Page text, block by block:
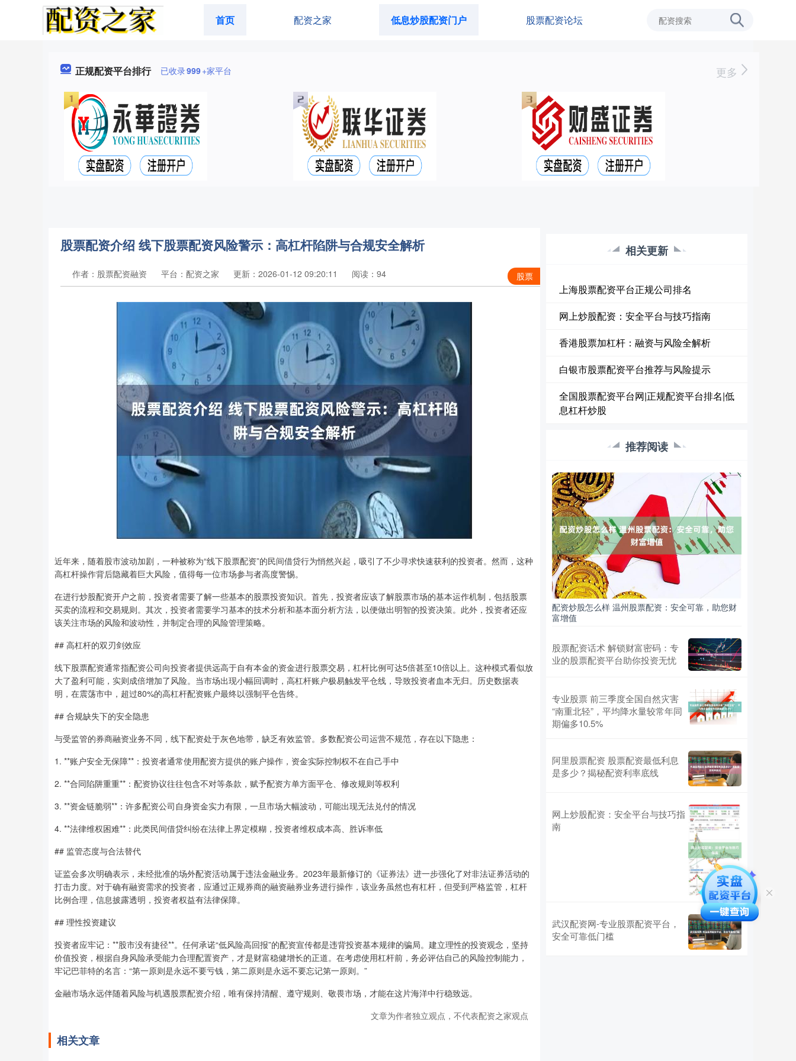
首页 配资之家 低息炒股配资门户 股票配资论坛
正规配资平台排行 已收录999+家平台 更多
股票配资介绍 线下股票配资风险警示：高杠杆陷阱与合规安全解析
股票
作者：股票配资融资 平台：配资之家 更新：2026-01-12 09:20:11 阅读：94
近年来，随着股市波动加剧，一种被称为“线下股票配资”的民间借贷行为悄然兴起，吸引了不少寻求快速获利的投资者。然而，这种
高杠杆操作背后隐藏着巨大风险，值得每一位市场参与者高度警惕。
在进行炒股配资开户之前，投资者需要了解一些基本的股票投资知识。首先，投资者应该了解股票市场的基本运作机制，包括股票
买卖的流程和交易规则。其次，投资者需要学习基本的技术分析和基本面分析方法，以便做出明智的投资决策。此外，投资者还应
该关注市场的风险和波动性，并制定合理的风险管理策略。
## 高杠杆的双刃剑效应
线下股票配资通常指配资公司向投资者提供远高于自有本金的资金进行股票交易，杠杆比例可达5倍甚至10倍以上。这种模式看似放
大了盈利可能，实则成倍增加了风险。当市场出现小幅回调时，高杠杆账户极易触发平仓线，导致投资者血本无归。历史数据表
明，在震荡市中，超过80%的高杠杆配资账户最终以强制平仓告终。
## 合规缺失下的安全隐患
与受监管的券商融资业务不同，线下配资处于灰色地带，缺乏有效监管。多数配资公司运营不规范，存在以下隐患：
1. **账户安全无保障**：投资者通常使用配资方提供的账户操作，资金实际控制权不在自己手中
2. **合同陷阱重重**：配资协议往往包含不对等条款，赋予配资方单方面平仓、修改规则等权利
3. **资金链脆弱**：许多配资公司自身资金实力有限，一旦市场大幅波动，可能出现无法兑付的情况
4. **法律维权困难**：此类民间借贷纠纷在法律上界定模糊，投资者维权成本高、胜诉率低
## 监管态度与合法替代
证监会多次明确表示，未经批准的场外配资活动属于违法金融业务。2023年最新修订的《证券法》进一步强化了对非法证券活动的
打击力度。对于确有融资需求的投资者，应通过正规券商的融资融券业务进行操作，该业务虽然也有杠杆，但受到严格监管，杠杆
比例合理，信息披露透明，投资者权益有法律保障。
## 理性投资建议
投资者应牢记：**股市没有捷径**。任何承诺“低风险高回报”的配资宣传都是违背投资基本规律的骗局。建立理性的投资观念，坚持
价值投资，根据自身风险承受能力合理配置资产，才是财富稳健增长的正道。在考虑使用杠杆前，务必评估自己的风险控制能力，
牢记巴菲特的名言：“第一原则是永远不要亏钱，第二原则是永远不要忘记第一原则。”
金融市场永远伴随着风险与机遇股票配资介绍，唯有保持清醒、遵守规则、敬畏市场，才能在这片海洋中行稳致远。
文章为作者独立观点，不代表配资之家观点
相关文章
相关更新
上海股票配资平台正规公司排名
网上炒股配资：安全平台与技巧指南
香港股票加杠杆：融资与风险全解析
白银市股票配资平台推荐与风险提示
全国股票配资平台网|正规配资平台排名|低
息杠杆炒股
推荐阅读
配资炒股怎么样 温州股票配资：安全可靠，助您财
富增值
股票配资话术 解锁财富密码：专
业的股票配资平台助你投资无忧
专业股票 前三季度全国自然灾害
“南重北轻”，平均降水量较常年同
期偏多10.5%
阿里股票配资 股票配资最低利息
是多少？揭秘配资利率底线
网上炒股配资：安全平台与技巧指
南
武汉配资网-专业股票配资平台，
安全可靠低门槛